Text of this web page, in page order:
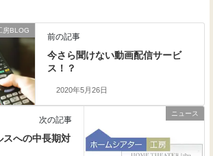
房BLOG
前の記事
今さら聞けない動画配信サービ
ス！？
2020年5月26日
ニュース
次の記事
スへの中長期対